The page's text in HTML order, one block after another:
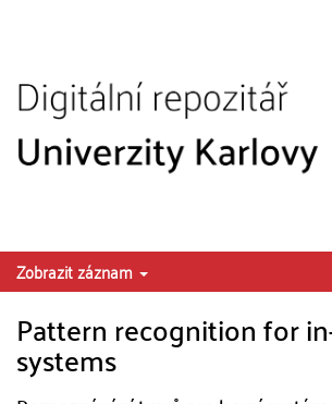
Zobrazit záznam
Pattern recognition for
systems